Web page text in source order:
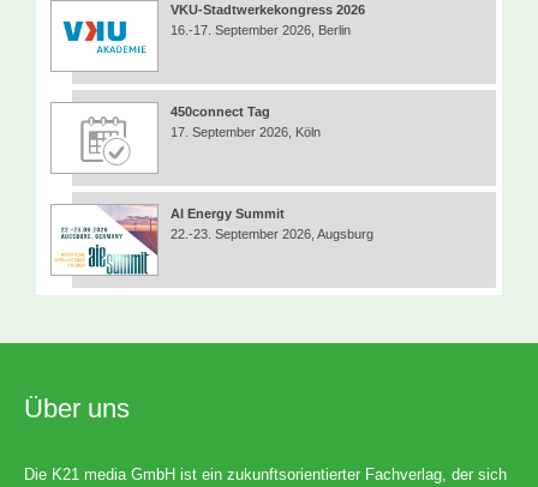
VKU-Stadtwerkekongress 2026
16.-17. September 2026, Berlin
450connect Tag
17. September 2026, Köln
AI Energy Summit
22.-23. September 2026, Augsburg
Über uns
Die K21 media GmbH ist ein zukunftsorientierter Fachverlag, der sich